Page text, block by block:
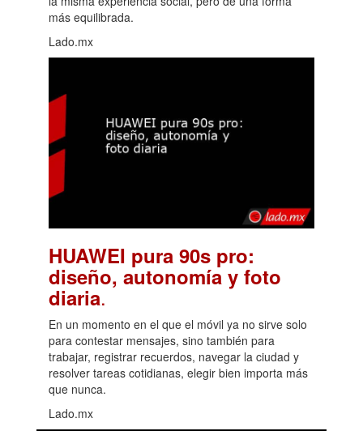
más equilibrada.
Lado.mx
HUAWEI pura 90s pro:
diseño, autonomía y foto
diaria.
En un momento en el que el móvil ya no sirve solo
para contestar mensajes, sino también para
trabajar, registrar recuerdos, navegar la ciudad y
resolver tareas cotidianas, elegir bien importa más
que nunca.
Lado.mx